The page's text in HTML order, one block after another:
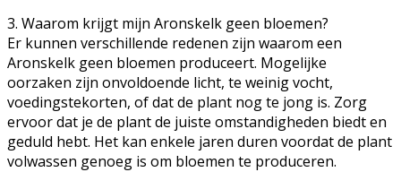
3. Waarom krijgt mijn Aronskelk geen bloemen?
Er kunnen verschillende redenen zijn waarom een
Aronskelk geen bloemen produceert. Mogelijke
oorzaken zijn onvoldoende licht, te weinig vocht,
voedingstekorten, of dat de plant nog te jong is. Zorg
ervoor dat je de plant de juiste omstandigheden biedt en
geduld hebt. Het kan enkele jaren duren voordat de plant
volwassen genoeg is om bloemen te produceren.